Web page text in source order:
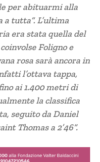
per abituarmi alla
tutta”. L’ultima
era stata quella del
Foligno e
rosa sarà ancora in
l’ottava tappa,
ai 1.400 metri di
la classifica
seguito da Daniel
Thomas a 2’46”.